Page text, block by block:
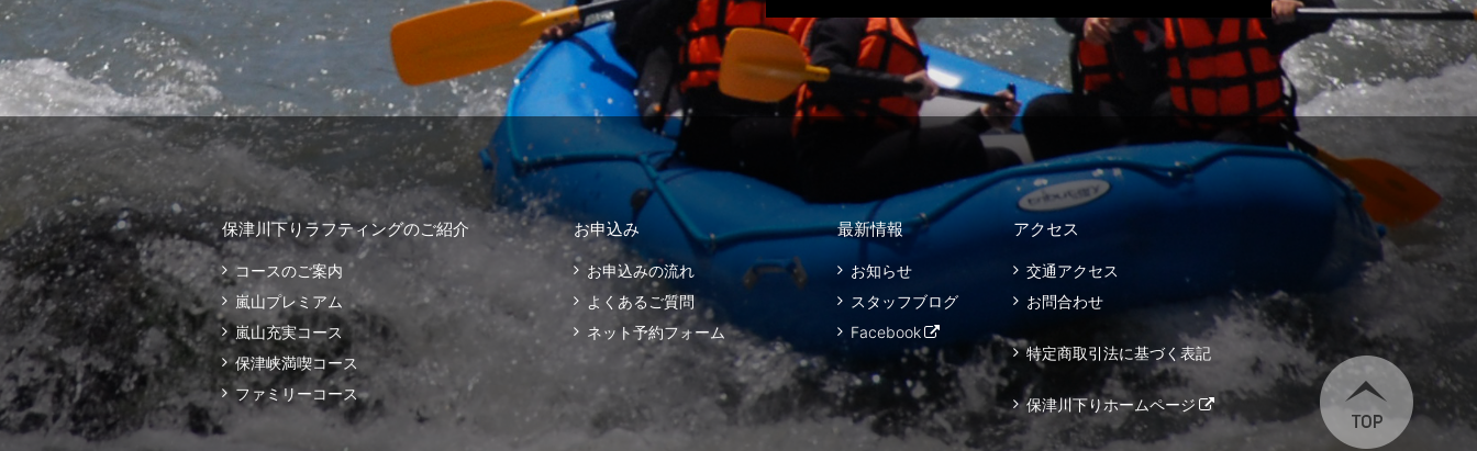
保津川下りラフティングのご紹介
コースのご案内
嵐山プレミアム
嵐山充実コース
保津峡満喫コース
ファミリーコース
お申込み
お申込みの流れ
よくあるご質問
ネット予約フォーム
最新情報
お知らせ
スタッフブログ
Facebook
アクセス
交通アクセス
お問合わせ
特定商取引法に基づく表記
保津川下りホームページ